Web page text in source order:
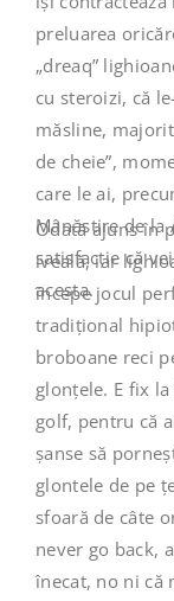
preluarea
„dreaq”
cu steroizi, că
măsline,
de cheie”,
care le ai,
Mânăstire de la
satisfacție că
acesta.
Odată ajuns în
iveală, iar
începe jocul
tradițional
broboane reci
glonțele. E fix
golf, pentru că
șanse să
glontele de pe
sfoară de câte
never go back,
înecat, no ni că